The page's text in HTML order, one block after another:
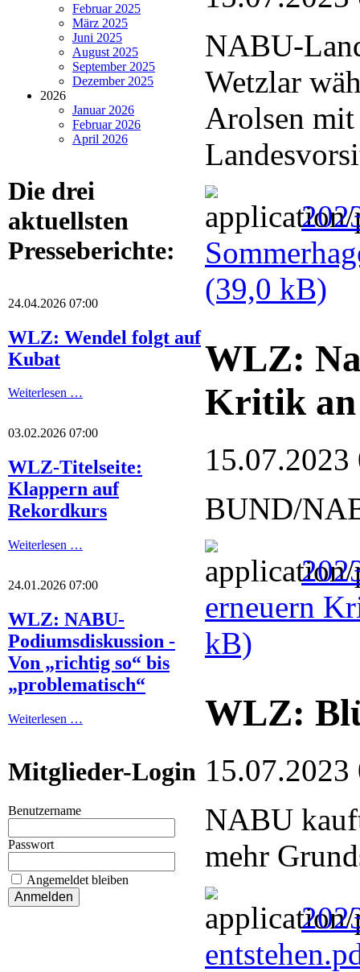
Februar 2025
März 2025
Juni 2025
August 2025
September 2025
Dezember 2025
2026
Januar 2026
Februar 2026
April 2026
Die drei
aktuellsten
Presseberichte:
24.04.2026 07:00
WLZ: Wendel folgt auf
Kubat
Weiterlesen …
03.02.2026 07:00
WLZ-Titelseite:
Klappern auf
Rekordkurs
Weiterlesen …
24.01.2026 07:00
WLZ: NABU-
Podiumsdiskussion -
Von „richtig so“ bis
„problematisch“
Weiterlesen …
Mitglieder-Login
Benutzername
Passwort
Angemeldet bleiben
NABU-
Wetzlar
Arolsen
(39,0 kB)
WLZ:
Kritik an
15.07.2023
BUND/
erneuern
kB)
WLZ:
15.07.2023
NABU
mehr